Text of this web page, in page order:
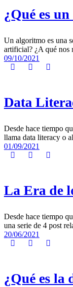
¿Qué es
Un algoritmo es una
artificial? ¿A qué nos
09/10/2021
Data
Desde hace tiempo
llama data literacy o
01/09/2021
La Era de
Desde hace tiempo
una serie de 4 post
20/06/2021
¿Qué es la